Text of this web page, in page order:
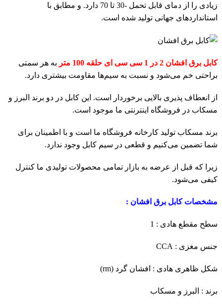
زیادی را از دمای قابل تحمل -30 تا 70 دارد. و مطابق با
استانداردهای جهانی تولید شده است.
کابل برق افشان 2 در 1 سی سی ای حلقه 100 متر
به هر سمتی
براحتی خم می‌شود و نسبت به سیم‌ها مقاومت بیشتری دارد.
از انعطاف پذیری بالایی برخوردار است. این کابل در دو برند البرز و
مسکاب در فروشگاه اینترنتی ما موجود است.
برند مسکاب تولید کارخانه فروشگاه ما است و با اطمینان برای
شما تضمین می‌کنیم و قطعی در سیم کابل وجود ندارد.
زیرا که قبل از عرضه به بازار تمامی محصولات تولیدی ما کنترل
کیفی می‌شود.
مشخصات کابل برق افشان :
سطح مقطع هادی : 1
جنس مغزی : CCA
شکل ظاهری هادی : افشان گرد (rm)
برند : البرز و مسکاب